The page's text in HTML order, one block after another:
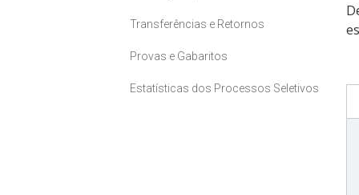
Transferências e Retornos
Provas e Gabaritos
Estatísticas dos Processos Seletivos